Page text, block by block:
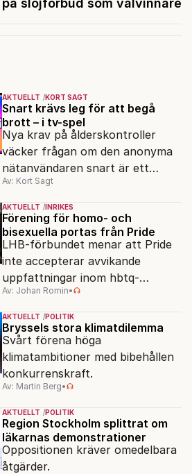
AKTUELLT KORT SAGT
Snart krävs leg för att begå
brott – i tv-spel
Nya krav på ålderskontroller
väcker frågan om den anonyma
nätanvändaren snart är ett
minne blott.
Av: Kort Sagt
AKTUELLT INRIKES
Förening för homo- och
bisexuella portas från Pride
LHB-förbundet menar att Pride
inte accepterar avvikande
uppfattningar inom hbtq-
rörelsen. "Vi har inga problem
med transpersoner", säger
ordföranden Linn Saarinen.
Av: Johan Romin•
AKTUELLT POLITIK
Bryssels stora klimatdilemma
Svårt förena höga
klimatambitioner med bibehållen
konkurrenskraft.
Av: Martin Berg•
AKTUELLT POLITIK
Region Stockholm splittrat om
läkarnas demonstrationer
Oppositionen kräver omedelbara
åtgärder.